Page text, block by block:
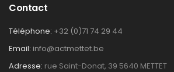
Contact
Téléphone: +32 (0)71 74 29 44
Email: info@actmettet.be
Adresse: rue Saint-Donat, 39 5640 METTET